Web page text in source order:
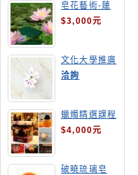
皂花藝術-蓮
花
$3,000元
文化大學推廣
部高雄分部手
工皂教學
洽詢
蠟燭精選課程
$4,000元
破曉琉璃皂